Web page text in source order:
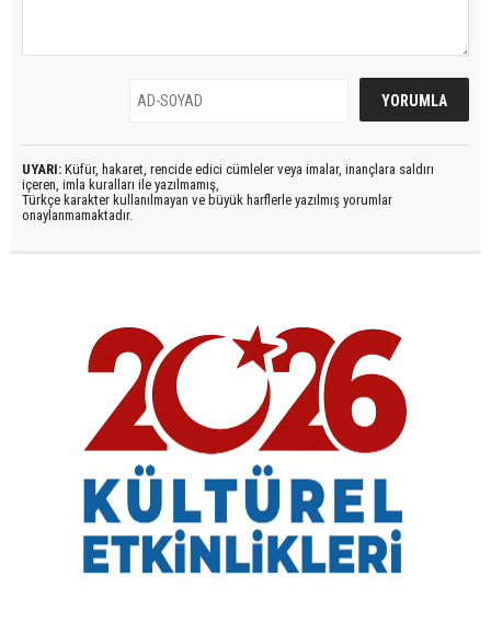
UYARI: Küfür, hakaret, rencide edici cümleler veya imalar, inançlara saldırı
içeren, imla kuralları ile yazılmamış,
Türkçe karakter kullanılmayan ve büyük harflerle yazılmış yorumlar
onaylanmamaktadır.